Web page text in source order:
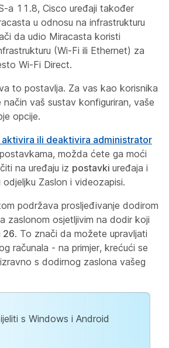
a 11.8, Cisco uređaji također
u odnosu na infrastrukturu
da udio Miracasta koristi
(Wi-Fi ili Ethernet) za
Wi-Fi Direct.
to postavlja. Za vas kao korisnika
vaš sustav konfiguriran, vaše
opcije.
aktivira ili deaktivira administrator
možda ćete ga moći
na uređaju iz postavki uređaja i
odjeljku Zaslon i videozapisi.
podržava prosljeđivanje dodirom
zaslonom osjetljivim na dodir koji
26. To znači da možete upravljati
računala - na primjer, krećući se
s dodirnog zaslona vašeg
s Windows i Android